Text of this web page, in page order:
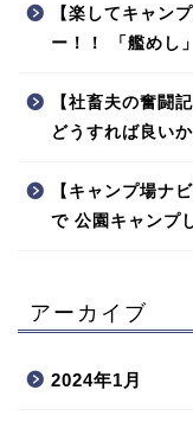
【楽してキャン
ー！！ 「艦めし
【社畜夫の奮闘
どうすれば良い
【キャンプ場ナ
で 公園キャンプ
アーカイブ
2024年1月